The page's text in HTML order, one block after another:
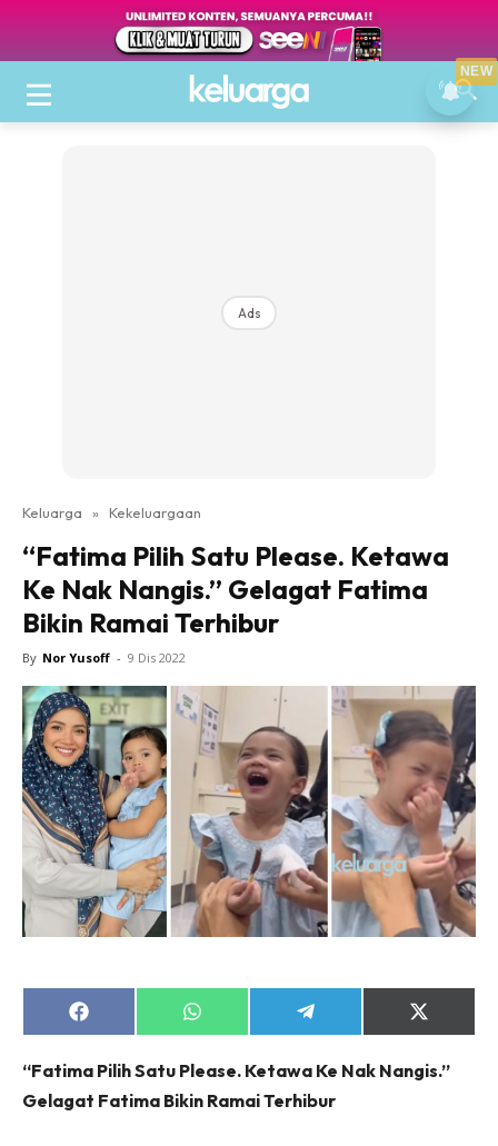
Ads
Keluarga » Kekeluargaan
“Fatima Pilih Satu Please. Ketawa
Ke Nak Nangis.” Gelagat Fatima
Bikin Ramai Terhibur
By Nor Yusoff - 9 Dis 2022
Share
on
Share
on
Share
on
Share
on
(Twitter)
“Fatima Pilih Satu Please. Ketawa Ke Nak Nangis.”
Gelagat Fatima Bikin Ramai Terhibur
NEW